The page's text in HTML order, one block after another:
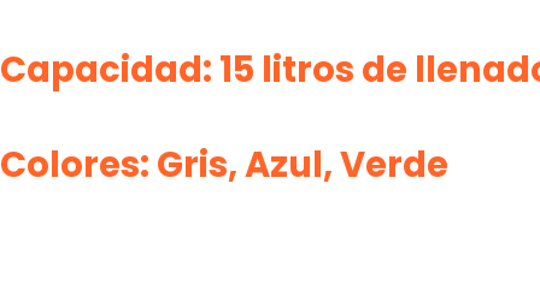
Capacidad: 15 litros de
Colores: Gris, Azul, Verde